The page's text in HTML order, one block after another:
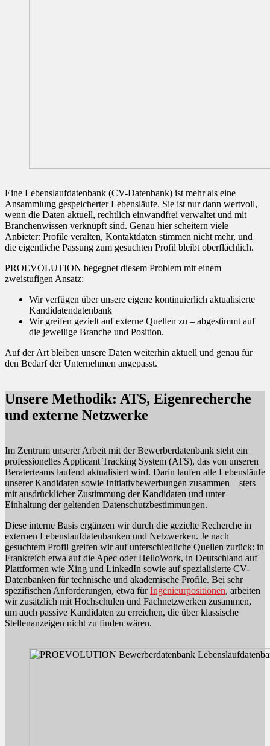
Eine Lebenslaufdatenbank (CV-Datenbank) ist mehr als eine
Ansammlung gespeicherter Lebensläufe. Sie ist nur dann wertvoll,
wenn die Daten aktuell, rechtlich einwandfrei verwaltet und mit
Branchenwissen verknüpft sind. Genau hier scheitern viele
Anbieter: Profile veralten, Kontaktdaten stimmen nicht mehr, und
die eigentliche Passung zum gesuchten Profil bleibt oberflächlich.
PROEVOLUTION begegnet diesem Problem mit einem
zweistufigen Ansatz:
Wir verfügen über unsere eigene kontinuierlich aktualisierte
Kandidatendatenbank
Wir greifen gezielt auf externe Quellen zu – abgestimmt auf
die jeweilige Branche und Position.
Auf der Art bleiben unsere Daten weiterhin aktuell und genau für
den Bedarf der Unternehmen angepasst.
Unsere Methodik: ATS, Eigenrecherche
und externe Netzwerke
Im Zentrum unserer Arbeit mit der Bewerberdatenbank steht ein
professionelles Applicant Tracking System (ATS), das von unseren
Beraterteams laufend aktualisiert wird. Darin laufen alle Lebensläufe
unserer Kandidaten sowie Initiativbewerbungen zusammen – stets
mit ausdrücklicher Zustimmung der Kandidaten und unter
Einhaltung der geltenden Datenschutzbestimmungen.
Diese interne Basis ergänzen wir durch die gezielte Recherche in
externen Lebenslaufdatenbanken und Netzwerken. Je nach
gesuchtem Profil greifen wir auf unterschiedliche Quellen zurück: in
Frankreich etwa auf die Apec oder HelloWork, in Deutschland auf
Plattformen wie Xing und LinkedIn sowie auf spezialisierte CV-
Datenbanken für technische und akademische Profile. Bei sehr
spezifischen Anforderungen, etwa fürIngenieurpositionen, arbeiten
wir zusätzlich mit Hochschulen und Fachnetzwerken zusammen,
um auch passive Kandidaten zu erreichen, die über klassische
Stellenanzeigen nicht zu finden wären.